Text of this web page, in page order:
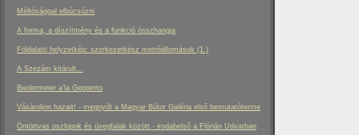
Méltósággal elbúcsúzni
A forma, a díszítmény és a funkció összhangja
Földalatti helyzetkép: szerkezetkész metróállomások (1.)
A Szezám kitárult...
Biedermeier a’la Geppetto
Vásároljon hazait! - megnyílt a Magyar Bútor Galéria első bemutatóterme
Öntöttvas oszlopok és üvegfalak között - irodabelső a Flórián Udvarban